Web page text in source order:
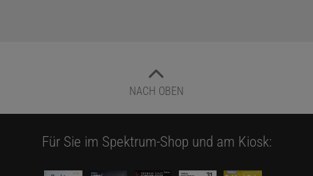
NACH OBEN
Für Sie im Spektrum-Shop und am Kiosk: